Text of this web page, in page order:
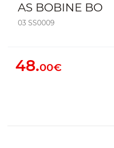
AS BOBINE BO
03 SS0009
48.00€